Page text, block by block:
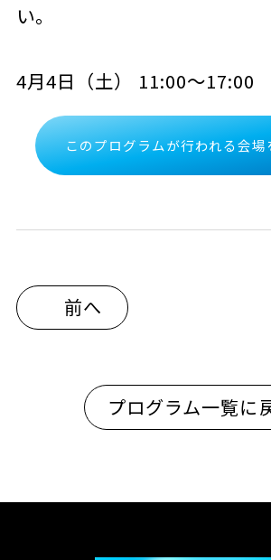
い。
4月4日（土） 11:00～17:00
このプログラムが行われる会場
前へ
プログラム一覧に